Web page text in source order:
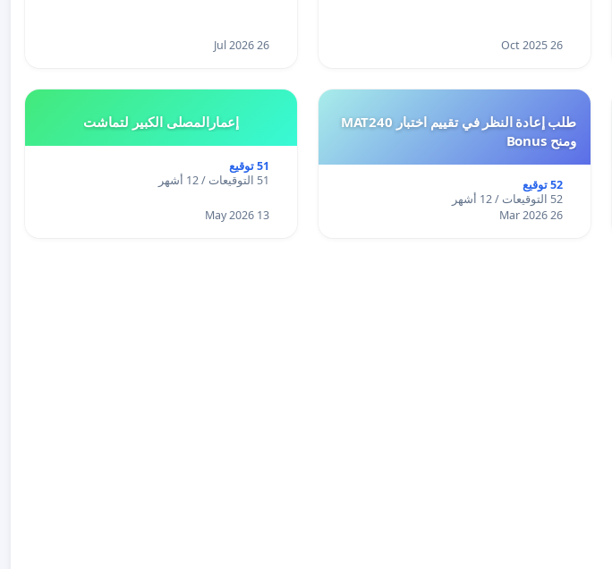
26 Oct 2025
26 Jul 2026
طلب إعادة النظر في تقييم اختبار MAT240
ومنح Bonus
52 توقيع
52 التوقيعات / 12 أشهر
26 Mar 2026
إعمارالمصلى الكبير لتماشت
51 توقيع
51 التوقيعات / 12 أشهر
13 May 2026